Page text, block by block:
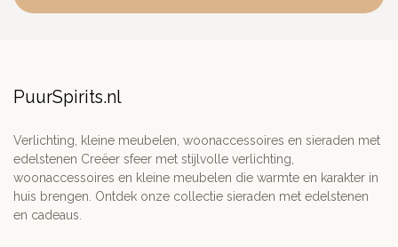
PuurSpirits.nl
Verlichting, kleine meubelen, woonaccessoires en sieraden met
edelstenen Creëer sfeer met stijlvolle verlichting,
woonaccessoires en kleine meubelen die warmte en karakter in
huis brengen. Ontdek onze collectie sieraden met edelstenen
en cadeaus.